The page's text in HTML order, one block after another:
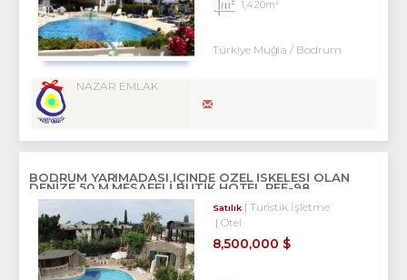
1,420m²
Türkiye Muğla / Bodrum
NAZAR EMLAK
BODRUM YARIMADASI IÇINDE ÖZEL ISKELESI OLAN
DENIZE 50 M MESAFELI BUTIK HOTEL REF-98
Satılık
Turistik İşletme
Otel
8,500,000 $